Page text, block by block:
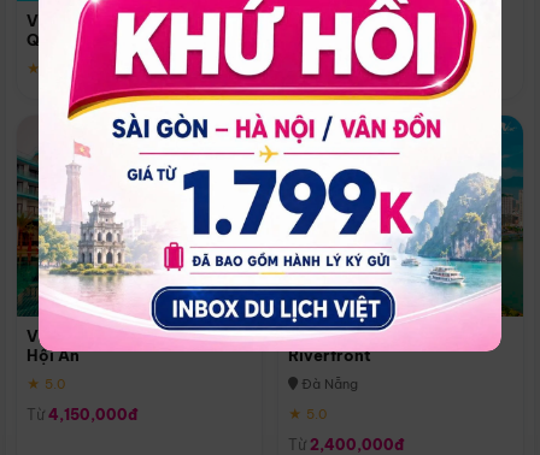
Vinpearl Resort & Spa Phu
Quoc
★ 5.0
Quoc
Phú Quốc
★ 5.0
Vinpearl Resort & Golf Nam
Hội An
★ 5.0
Từ 4,150,000đ
Melia Vinpearl Danang
Riverfront
Đà Nẵng
★ 5.0
Từ 2,400,000đ